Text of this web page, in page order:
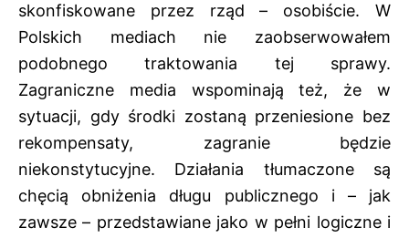
skonfiskowane przez rząd – osobiście. W
Polskich mediach nie zaobserwowałem
podobnego traktowania tej sprawy.
Zagraniczne media wspominają też, że w
sytuacji, gdy środki zostaną przeniesione bez
rekompensaty, zagranie będzie
niekonstytucyjne. Działania tłumaczone są
chęcią obniżenia długu publicznego i – jak
zawsze – przedstawiane jako w pełni logiczne i